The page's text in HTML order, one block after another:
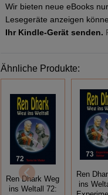
Wir bieten neue eBooks
Lesegeräte anzeigen
Ihr Kindle-Gerät senden.
Ähnliche Produkte:
Ren Dhark Weg
ins Weltall 72:
Ren
ins